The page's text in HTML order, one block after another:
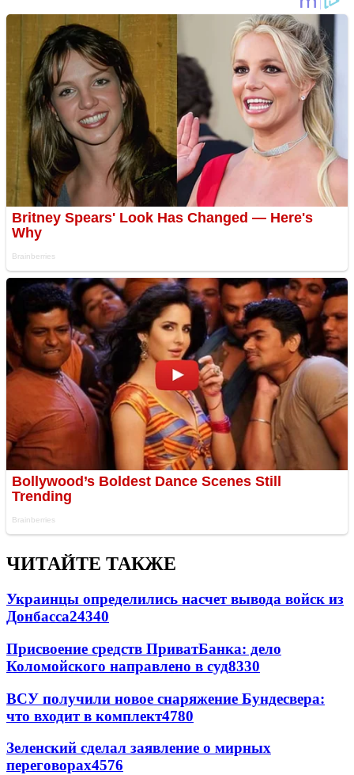
ЧИТАЙТЕ ТАКЖЕ
Украинцы определились насчет вывода войск из
Донбасса24340
Присвоение средств ПриватБанка: дело
Коломойского направлено в суд8330
ВСУ получили новое снаряжение Бундесвера:
что входит в комплект4780
Зеленский сделал заявление о мирных
переговорах4576